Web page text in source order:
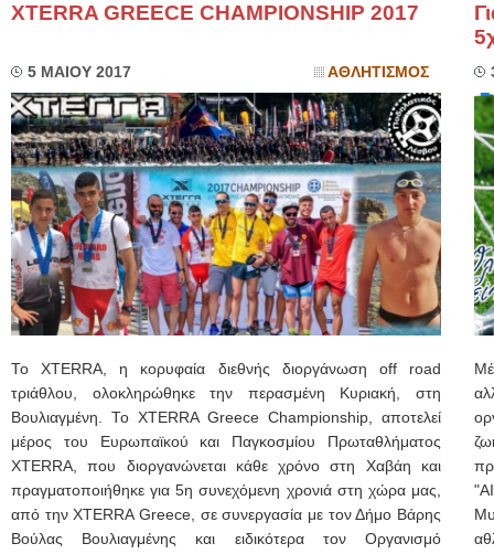
XTERRA GREECE CHAMPIONSHIP 2017
5 ΜΑΙΟΥ 2017 ΑΘΛΗΤΙΣΜΟΣ
Το XTERRA, η κορυφαία διεθνής διοργάνωση off road
τριάθλου, ολοκληρώθηκε την περασμένη Κυριακή, στη
Βουλιαγμένη. Το XTERRA Greece Championship, αποτελεί
μέρος του Ευρωπαϊκού και Παγκοσμίου Πρωταθλήματος
XTERRA, που διοργανώνεται κάθε χρόνο στη Χαβάη και
πραγματοποιήθηκε για 5η συνεχόμενη χρονιά στη χώρα μας,
από την XTERRA Greece, σε συνεργασία με τον Δήμο Βάρης
Βούλας Βουλιαγμένης και ειδικότερα τον Οργανισμό